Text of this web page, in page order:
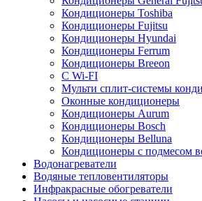
Кондиционеры Toshiba
Кондиционеры Fujitsu
Кондиционеры Hyundai
Кондиционеры Ferrum
Кондиционеры Breeon
С Wi-FI
Мульти сплит-системы
Оконные кондиционеры
Кондиционеры Aurum
Кондиционеры Bosch
Кондиционеры Belluna
Кондиционеры с подмесом
Водонагреватели
Водяные тепловентиляторы
Инфракрасные обогреватели